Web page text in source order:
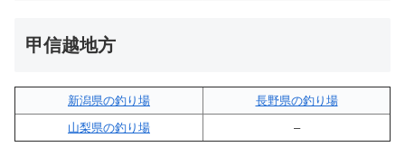
甲信越地方
新潟県の釣り場
長野県の釣り場
山梨県の釣り場
–